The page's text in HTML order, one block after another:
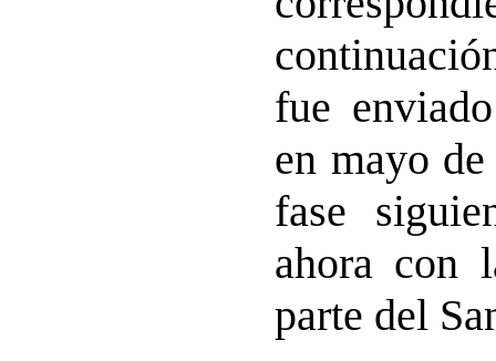
fue
en mayo
fase
ahora con
parte del